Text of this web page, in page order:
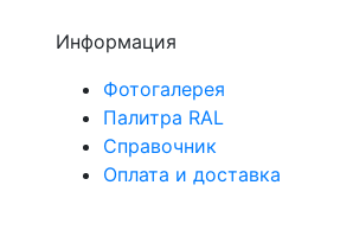
Информация
Фотогалерея
Палитра RAL
Справочник
Оплата и доставка